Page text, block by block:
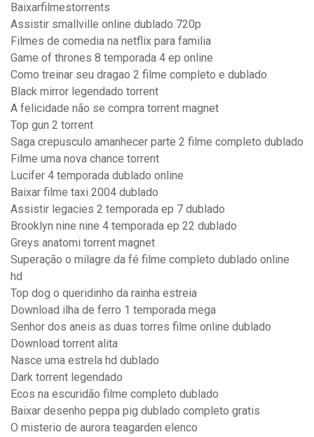
Baixarfilmestorrents
Assistir smallville online dublado 720p
Filmes de comedia na netflix para familia
Game of thrones 8 temporada 4 ep online
Como treinar seu dragao 2 filme completo e dublado
Black mirror legendado torrent
A felicidade não se compra torrent magnet
Top gun 2 torrent
Saga crepusculo amanhecer parte 2 filme completo dublado
Filme uma nova chance torrent
Lucifer 4 temporada dublado online
Baixar filme taxi 2004 dublado
Assistir legacies 2 temporada ep 7 dublado
Brooklyn nine nine 4 temporada ep 22 dublado
Greys anatomi torrent magnet
Superação o milagre da fé filme completo dublado online
hd
Top dog o queridinho da rainha estreia
Download ilha de ferro 1 temporada mega
Senhor dos aneis as duas torres filme online dublado
Download torrent alita
Nasce uma estrela hd dublado
Dark torrent legendado
Ecos na escuridão filme completo dublado
Baixar desenho peppa pig dublado completo gratis
O misterio de aurora teagarden elenco